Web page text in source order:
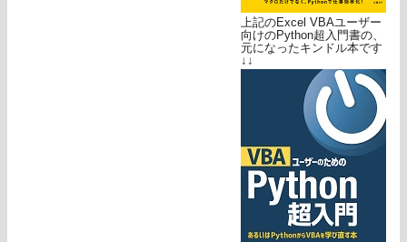
上記のExcel VBAユーザー
向けのPython超入門書の、
元になったキンドル本です
↓↓